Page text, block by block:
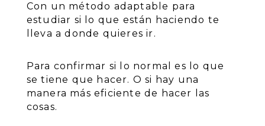
Con un método adaptable para
estudiar si lo que están haciendo te
lleva a donde quieres ir.
Para confirmar si lo normal es lo que
se tiene que hacer. O si hay una
manera más eficiente de hacer las
cosas.